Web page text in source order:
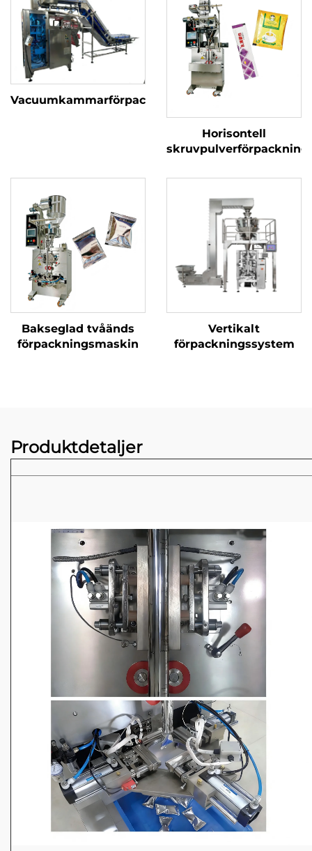
Vacuumkammarförpackningsmaskin
Horisontell
Bakseglad tvåänds
förpackningsmaskin
Vertikalt
förpackningssystem
Produktdetaljer